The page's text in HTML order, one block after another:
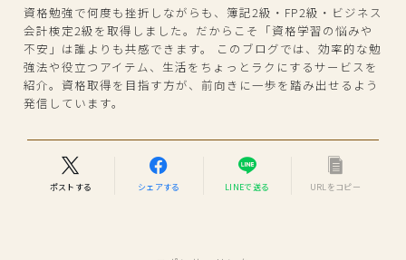
資格勉強で何度も挫折しながらも、簿記2級・FP2級・ビジネス
会計検定2級を取得しました。だからこそ「資格学習の悩みや
不安」は誰よりも共感できます。 このブログでは、効率的な勉
強法や役立つアイテム、生活をちょっとラクにするサービスを
紹介。資格取得を目指す方が、前向きに一歩を踏み出せるよう
発信しています。
ポストする シェアする LINEで送る URLをコピー